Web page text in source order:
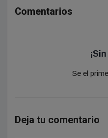
Comentarios
Se el
Deja tu comentario